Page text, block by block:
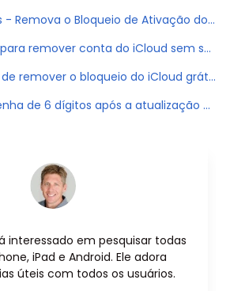
iCloud DNS Bypass - Remova o Bloqueio de Ativação do iPhone/iPad [2025]
5 Métodos fáceis para remover conta do iCloud sem senha [2025]
5 Maneiras fáceis de remover o bloqueio do iCloud grátis e sem senha em 2025
iPhone Pedindo senha de 6 dígitos após a atualização do iOS 16? Aqui estão 4 Dicas
interessado em pesquisar todas
iPad e Android. Ele adora
úteis com todos os usuários.